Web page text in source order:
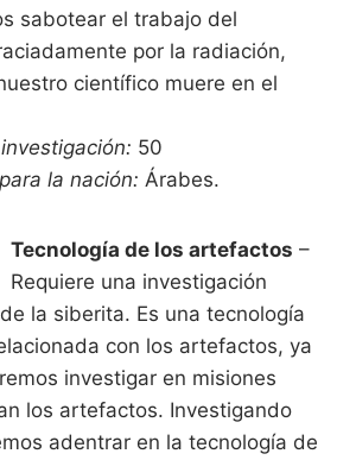
sabotear el trabajo del
por la radiación,
científico muere en el
50
la nación: Árabes.
Tecnología de los artefactos –
Requiere una investigación
la siberita. Es una tecnología
con los artefactos, ya
investigar en misiones
los artefactos. Investigando
adentrar en la tecnología de